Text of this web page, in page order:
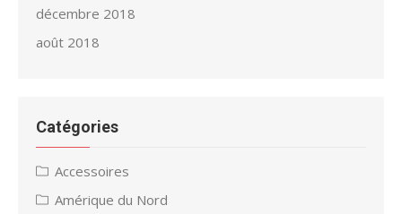
décembre 2018
août 2018
Catégories
Accessoires
Amérique du Nord